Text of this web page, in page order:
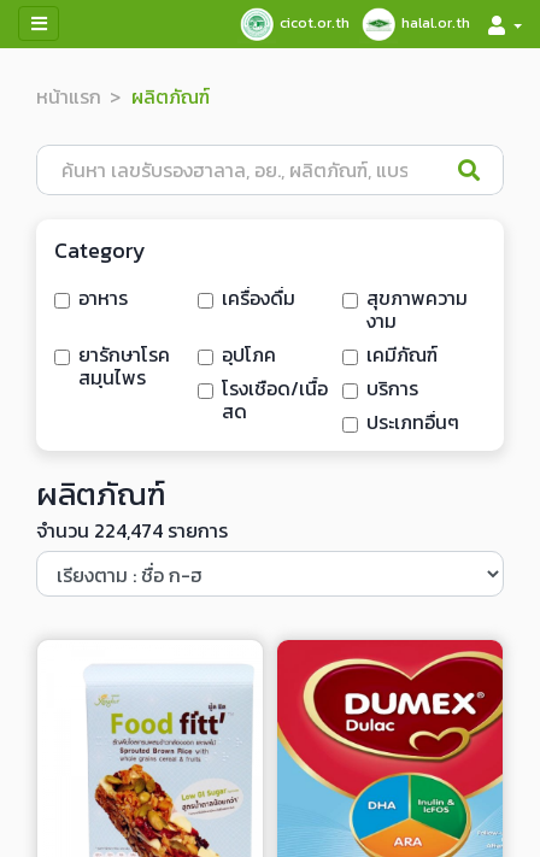
cicot.or.th halal.or.th
หน้าแรก ผลิตภัณฑ์
Category
อาหาร เครื่องดื่ม สุขภาพความ
งาม
ยารักษาโรค
สมุนไพร
อุปโภค
เคมีภัณฑ์
โรงเชือด/เนื้อ
สด
บริการ
ประเภทอื่นๆ
ผลิตภัณฑ์
จำนวน 224,474 รายการ